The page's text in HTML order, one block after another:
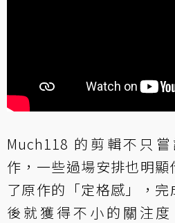
Much118 的剪輯不只
作，一些過場安排也明
了原作的「定格感」，
後就獲得不小的關注